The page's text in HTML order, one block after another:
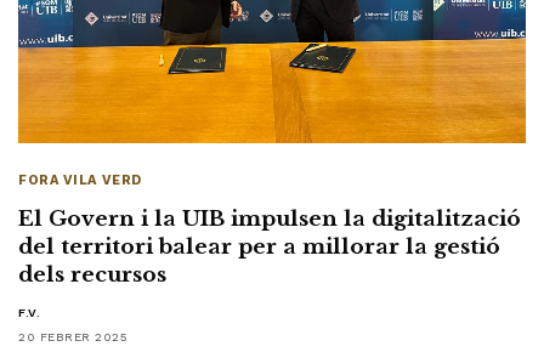
FORA VILA VERD
El Govern i la UIB impulsen la digitalització
del territori balear per a millorar la gestió
dels recursos
F.V.
20 FEBRER 2025